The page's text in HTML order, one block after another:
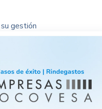
gestión